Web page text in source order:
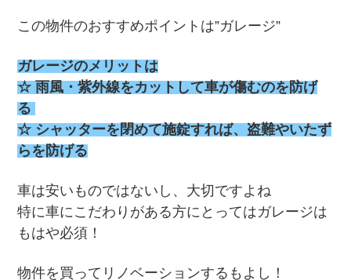
この物件のおすすめポイントは”ガレージ”
ガレージのメリットは
☆ 雨風・紫外線をカットして車が傷むのを防げ
る
☆ シャッターを閉めて施錠すれば、盗難やいたず
らを防げる
車は安いものではないし、大切ですよね
特に車にこだわりがある方にとってはガレージは
もはや必須！
物件を買ってリノベーションするもよし！